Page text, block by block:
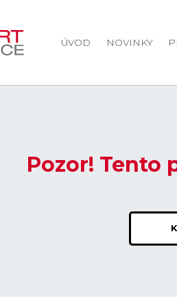
ÚVOD NOVINKY
Pozor! Tento